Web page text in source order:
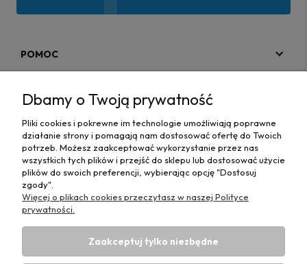
POMOC
MAPA STRONY
INFORMACJE
Dbamy o Twoją prywatność
Pliki cookies i pokrewne im technologie umożliwiają poprawne
działanie strony i pomagają nam dostosować ofertę do Twoich
potrzeb. Możesz zaakceptować wykorzystanie przez nas
wszystkich tych plików i przejść do sklepu lub dostosować użycie
plików do swoich preferencji, wybierając opcję "Dostosuj
zgody".
Więcej o plikach cookies przeczytasz w naszej Polityce
prywatności.
Zaakceptuj tylko niezbędne